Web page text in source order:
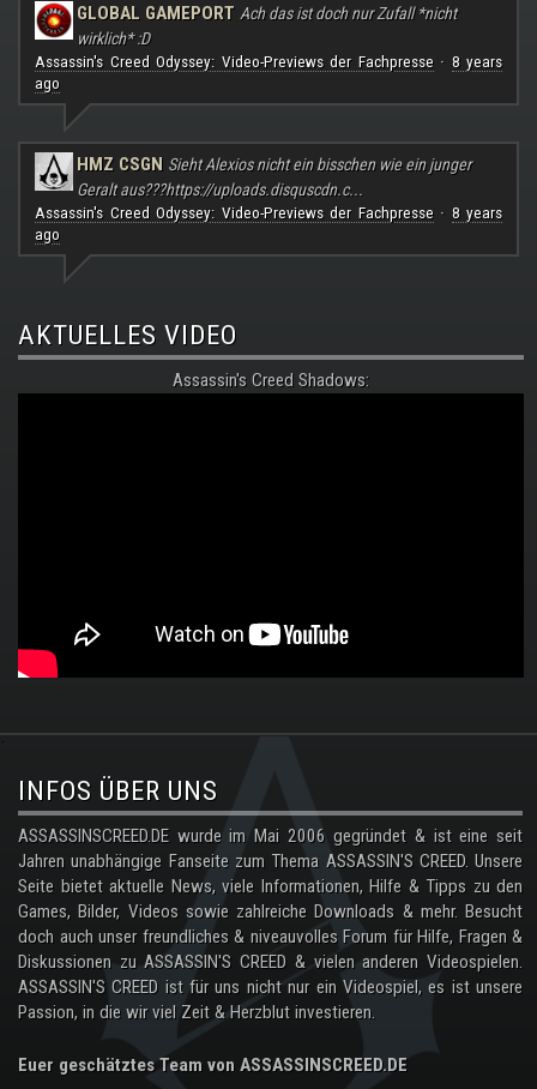
GLOBAL GAMEPORT Ach das ist doch nur Zufall *nicht
wirklich* :D
Assassin's Creed Odyssey: Video-Previews der Fachpresse· 8 years
ago
HMZ CSGN Sieht Alexios nicht ein bisschen wie ein junger
Geralt aus???https://uploads.disquscdn.c...
Assassin's Creed Odyssey: Video-Previews der Fachpresse· 8 years
ago
AKTUELLES VIDEO
Assassin's Creed Shadows:
.
INFOS ÜBER UNS
ASSASSINSCREED.DE wurde im Mai 2006 gegründet & ist eine seit
Jahren unabhängige Fanseite zum Thema ASSASSIN'S CREED. Unsere
Seite bietet aktuelle News, viele Informationen, Hilfe & Tipps zu den
Games, Bilder, Videos sowie zahlreiche Downloads & mehr. Besucht
doch auch unser freundliches & niveauvolles Forum für Hilfe, Fragen &
Diskussionen zu ASSASSIN'S CREED & vielen anderen Videospielen.
ASSASSIN'S CREED ist für uns nicht nur ein Videospiel, es ist unsere
Passion, in die wir viel Zeit & Herzblut investieren.
Euer geschätztes Team von ASSASSINSCREED.DE